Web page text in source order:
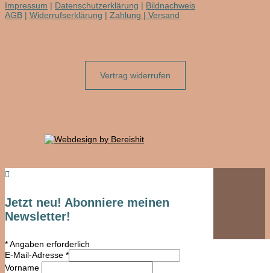
Impressum | Datenschutzerklärung | Bildnachweis
AGB | Widerrufserklärung | Zahlung | Versand
Vertrag widerrufen

Jetzt neu! Abonniere meinen
Newsletter!
*Angaben erforderlich
E-Mail-Adresse *
Vorname